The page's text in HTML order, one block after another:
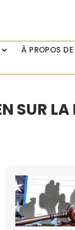
À PROPOS
SUR LA